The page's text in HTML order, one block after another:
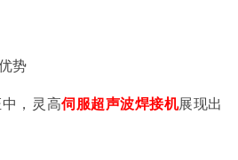
势
，灵高伺服超声波焊接机展现出